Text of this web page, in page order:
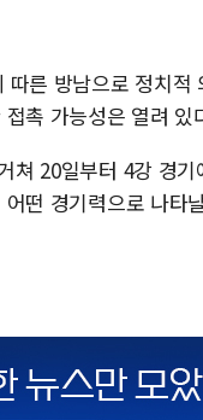
른 방남으로 정치
촉 가능성은 열려 있
쳐 20일부터 4강 경
떤 경기력으로 나타